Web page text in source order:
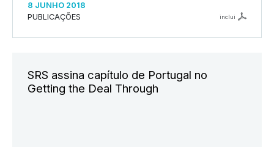
8 JUNHO 2018
PUBLICAÇÕES
inclui
SRS assina capítulo de Portugal no
Getting the Deal Through